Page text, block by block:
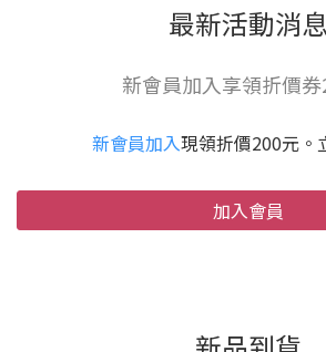
最新活動消息
新會員加入享領折價
新會員加入現領折價200元。
加入會員